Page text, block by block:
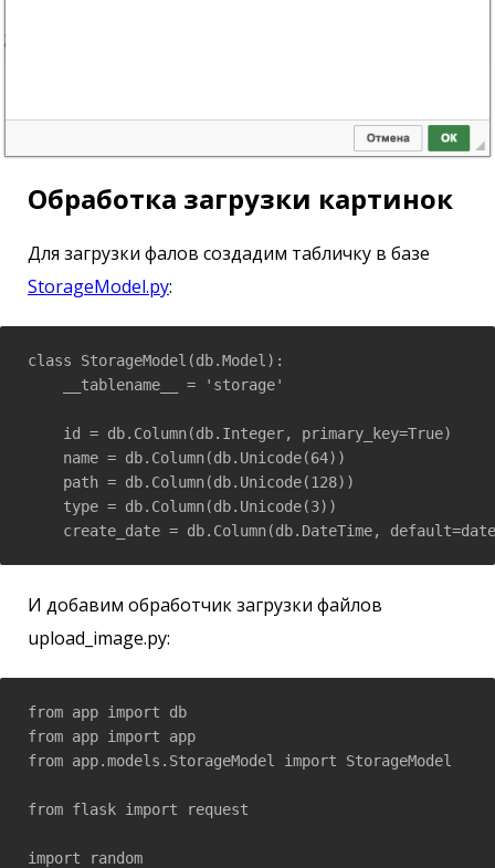
Обработка загрузки картинок
Для загрузки фалов создадим табличку в базе
StorageModel.py:
class StorageModel(db.Model):
    __tablename__ = 'storage'
    id = db.Column(db.Integer, primary_key=True)
    name = db.Column(db.Unicode(64))
    path = db.Column(db.Unicode(128))
    type = db.Column(db.Unicode(3))
create_date = db.Column(db.DateTime,
И добавим обработчик загрузки файлов
upload_image.py:
from app import db
from app import app
from app.models.StorageModel import StorageModel
from flask import request
import random